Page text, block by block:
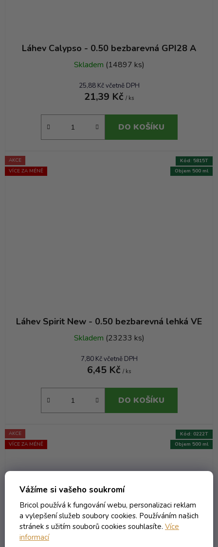
Vážíme si vašeho soukromí
Bricol používá k fungování webu, personalizaci reklam
a vylepšení služeb soubory cookies. Používáním našich
stránek s užitím souborů cookies souhlasíte. Více
informací
Láhev Calypso - 0.50 bezbarevná GPI28 A
Skladem (14897 ks)
25,88 Kč včetně DPH
21,39 Kč / ks
DO KOŠÍKU
AKCE
VÍCE ZA MÉNĚ
Láhev Spirit New - 0.50 bezbarevná lehká VE
Skladem (23233 ks)
7,80 Kč včetně DPH
6,45 Kč / ks
DO KOŠÍKU
Objem 500 ml
Kód: 5815T
AKCE
VÍCE ZA MÉNĚ
Objem 500 ml
Kód: 0222T